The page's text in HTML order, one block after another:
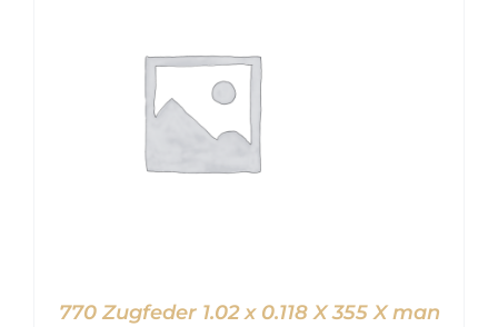
770 Zugfeder 1.02 x 0.118 X 355 X man